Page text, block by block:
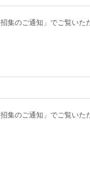
集のご通知」でご覧いた
集のご通知」でご覧いた